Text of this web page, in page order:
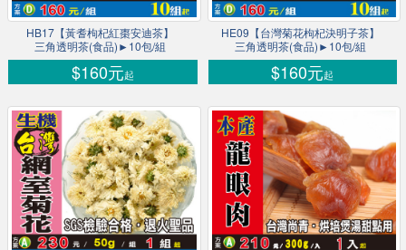
HB17【黃耆枸杞紅棗安迪茶】
三角透明茶(食品)►10包/組
$160元起
HE09【台灣菊花枸杞決明子茶】
三角透明茶(食品)►10包/組
$160元起